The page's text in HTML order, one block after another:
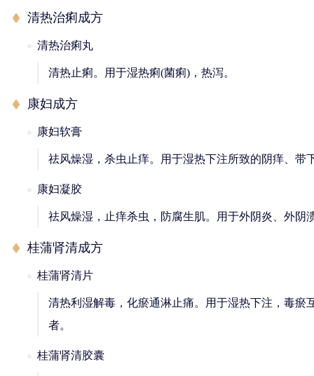
清热治痢成方
清热治痢丸
清热止痢。用于湿热痢(菌痢)，热泻。
康妇成方
康妇软膏
祛风燥湿，杀虫止痒。用于湿热下注所致的阴痒、
康妇凝胶
祛风燥湿，止痒杀虫，防腐生肌。用于外阴炎、外
桂蒲肾清成方
桂蒲肾清片
清热利湿解毒，化瘀通淋止痛。用于湿热下注，毒
者。
桂蒲肾清胶囊